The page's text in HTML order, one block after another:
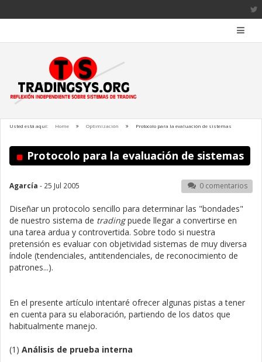
Usted está aquí: Home Optimización Protocolo para la evaluación de sistemas
Protocolo para la evaluación de sistemas
Agarcía - 25 Jul 2005 0 comentarios
Diseñar un protocolo sencillo para determinar las "bondades"
de nuestro sistema de tradingpuede llegar a convertirse en
una tarea ardua y controvertida. Sobre todo si nuestra
pretensión es evaluar con objetividad sistemas de muy diversa
índole (tendenciales, antitendenciales, de reconocimiento de
patrones...).
En el presente artículo intentaré ofrecer algunas pistas a tener
en cuenta para su elaboración, partiendo de los datos que
habitualmente manejo.
(1) Análisis de prueba interna